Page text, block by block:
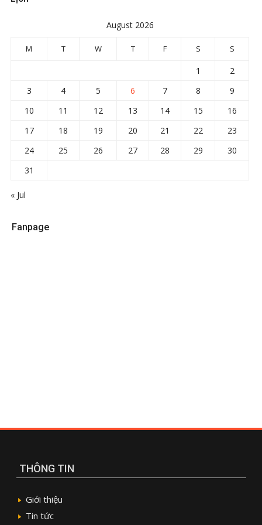
August 2026
M T W T F S S
1
2
3
4 5 6 7 8
9
10
11 12 13 14 15
16
17
18 19 20 21 22
23
24
25 26 27 28 29
30
31
« Jul
Fanpage
THÔNG TIN
Giới thiệu
Tin tức